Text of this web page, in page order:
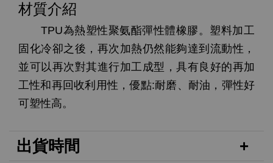
材質介紹
TPU為熱塑性聚氨酯彈性體橡膠。塑料加工
固化冷卻之後，再次加熱仍然能夠達到流動性，
並可以再次對其進行加工成型，具有良好的再加
工性和再回收利用性，優點:耐磨、耐油，彈性好
可塑性高。
出貨時間